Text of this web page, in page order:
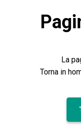
La
Torna in